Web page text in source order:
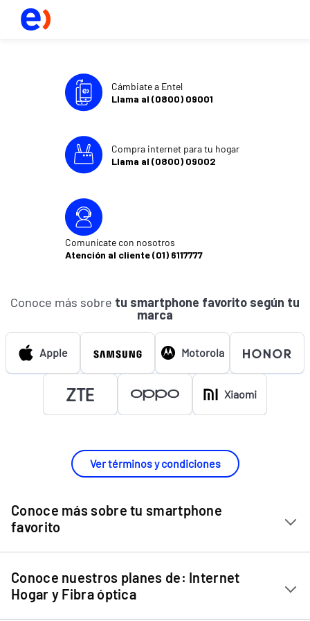
Cámbiate a Entel
Llama al (0800) 09001
Compra internet para tu hogar
Llama al (0800) 09002
Comunícate con nosotros
Atención al cliente (01) 6117777
Conoce más sobre tu smartphone favorito según tu
marca
Apple Motorola
Xiaomi
Ver términos y condiciones
Conoce más sobre tu smartphone
favorito
Chip Entel
Apple iPhone 11
Apple iPhone 12 Mini
Conoce nuestros planes de: Internet
Hogar y Fibra óptica